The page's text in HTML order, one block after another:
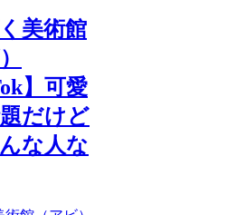
美術館
】可愛
だけど
な人な